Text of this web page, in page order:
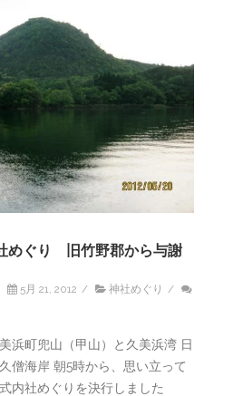
めぐり 旧竹野郡から与謝
5月 21, 2012 / 神社めぐり
/
浜町兜山（甲山）と久美浜湾 日
僧海岸 朝5時から、思い立って
内社めぐりを決行しました